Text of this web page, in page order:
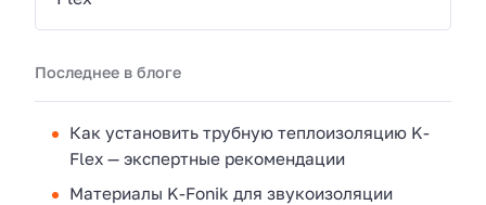
Последнее в блоге
Как установить трубную теплоизоляцию K-
Flex — экспертные рекомендации
Материалы K-Fonik для звукоизоляции